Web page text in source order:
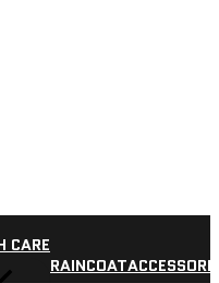
CARE
RAINCOAT